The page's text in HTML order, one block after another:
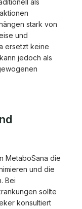
als
stark von
und
ersetzt keine
jedoch als
MetaboSana die
und die
Bei
sollte
konsultiert